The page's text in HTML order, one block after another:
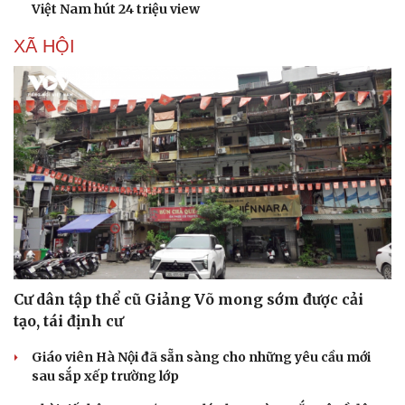
Sức khỏe
Dinh dưỡng - món ngon
Cây thuốc
Sản phụ khoa
Nhi khoa
Nam khoa
Làm đẹp - giảm cân
Phòng mạch online
Ăn sạch sống khỏe
Đời sống
Nhà đẹp
Blog
Tình yêu - Gia đình
Việt Nam hút 24 triệu view
XÃ HỘI
Cư dân tập thể cũ Giảng Võ mong sớm được cải
tạo, tái định cư
Giáo viên Hà Nội đã sẵn sàng cho những yêu cầu mới
sau sắp xếp trường lớp